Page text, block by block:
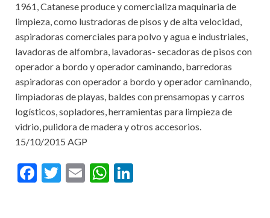
1961, Catanese produce y comercializa maquinaria de
limpieza, como lustradoras de pisos y de alta velocidad,
aspiradoras comerciales para polvo y agua e industriales,
lavadoras de alfombra, lavadoras- secadoras de pisos con
operador a bordo y operador caminando, barredoras
aspiradoras con operador a bordo y operador caminando,
limpiadoras de playas, baldes con prensamopas y carros
logísticos, sopladores, herramientas para limpieza de
vidrio, pulidora de madera y otros accesorios.
15/10/2015 AGP
F
T
E
W